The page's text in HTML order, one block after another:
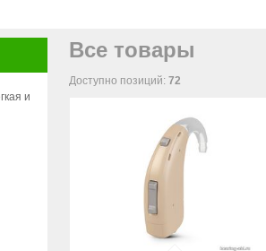
Все товары
Доступно позиций: 72
и